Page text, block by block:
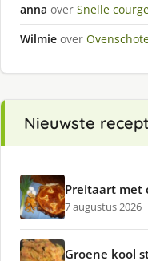
anna over Snelle
Wilmie over
Nieuwste
Preitaart met
7 augustus 2026
Groene kool